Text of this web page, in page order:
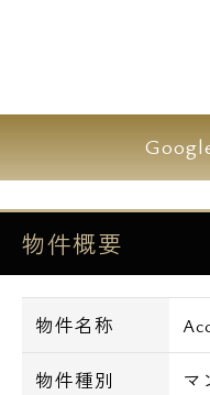
■周辺環境■
サンクス・・・徒
ファミリーマート
歩2分
セブンイレブン、
4分
ローソンストア
物件概要
物件名称
物件種別 マ